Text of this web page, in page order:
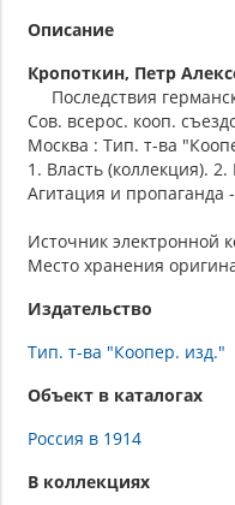
Описание
Кропоткин, Петр
Последствия
Сов. всерос. кооп.
Москва : Тип. т-ва
1. Власть (коллекция).
Агитация и пропаганда
Источник электронной
Место хранения
Издательство
Тип. т-ва "Коопер. изд."
Объект в каталогах
Россия в 1914
В коллекциях